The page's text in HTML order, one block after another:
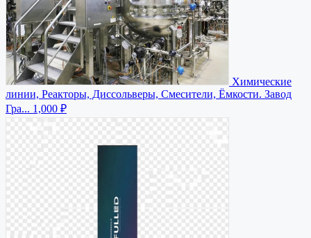
Химические
линии, Реакторы, Диссольверы, Смесители, Ёмкости. Завод
Гра... 1,000 ₽